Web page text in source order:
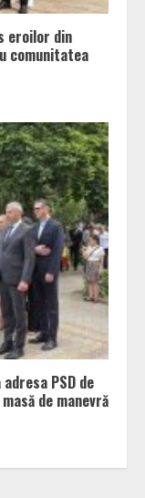
eroilor din
comunitatea
PSD de
de manevră